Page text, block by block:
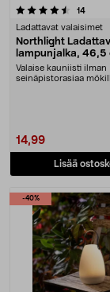
14
Ladattavat valaisimet
Northlight
lampunjalka, 46,5
Valaise kauniisti ilman
seinäpistorasiaa
14,99
Lisää
4.0 viidestä tähdestä
-40%